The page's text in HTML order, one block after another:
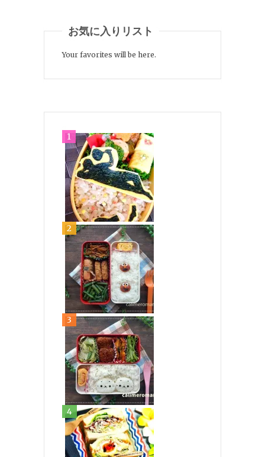
お気に入りリスト
Your favorites will be here.